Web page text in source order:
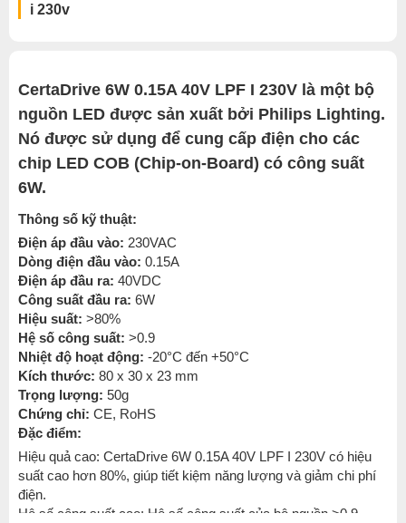
i 230v
CertaDrive 6W 0.15A 40V LPF I 230V là một bộ
nguồn LED được sản xuất bởi Philips Lighting.
Nó được sử dụng để cung cấp điện cho các
chip LED COB (Chip-on-Board) có công suất
6W.
Thông số kỹ thuật:
Điện áp đầu vào: 230VAC
Dòng điện đầu vào: 0.15A
Điện áp đầu ra: 40VDC
Công suất đầu ra: 6W
Hiệu suất: >80%
Hệ số công suất: >0.9
Nhiệt độ hoạt động: -20°C đến +50°C
Kích thước: 80 x 30 x 23 mm
Trọng lượng: 50g
Chứng chỉ: CE, RoHS
Đặc điểm:
Hiệu quả cao: CertaDrive 6W 0.15A 40V LPF I 230V có hiệu
suất cao hơn 80%, giúp tiết kiệm năng lượng và giảm chi phí
điện.
Hệ số công suất cao: Hệ số công suất của bộ nguồn >0.9,